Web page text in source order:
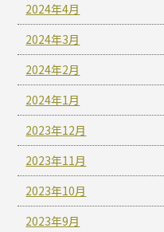
2024年4月
2024年3月
2024年2月
2024年1月
2023年12月
2023年11月
2023年10月
2023年9月